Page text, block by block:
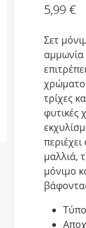
5,99 €
Σετ
τρίχες
φυτικές
μαλλιά,
μόνιμο